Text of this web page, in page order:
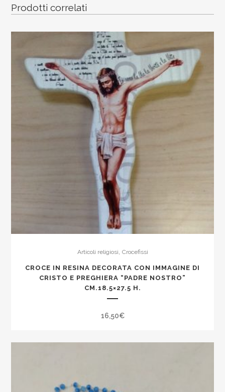
con
grani
resina
Prodotti correlati
Articoli religiosi Crocefissi
CROCE IN RESINA DECORATA CON IMMAGINE DI
CRISTO E PREGHIERA “PADRE NOSTRO”
CM.18.5×27.5 H.
16,50€